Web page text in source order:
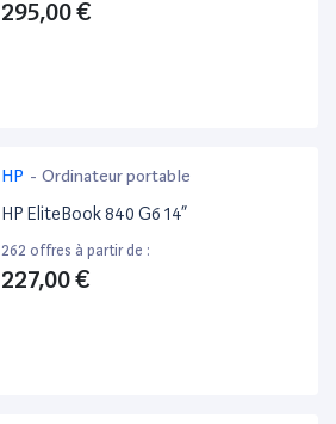
295,00 €
HP - Ordinateur portable
HP EliteBook 840 G6 14”
262 offres à partir de :
227,00 €